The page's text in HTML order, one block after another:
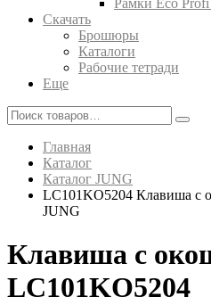
Рамки Eco Profi
Скачать
Брошюры
Каталоги
Рабочие тетради
Еще
Главная
Каталог
Каталог JUNG
LC101KO5204 Клавиша с
JUNG
Клавиша с
LC101KO5204